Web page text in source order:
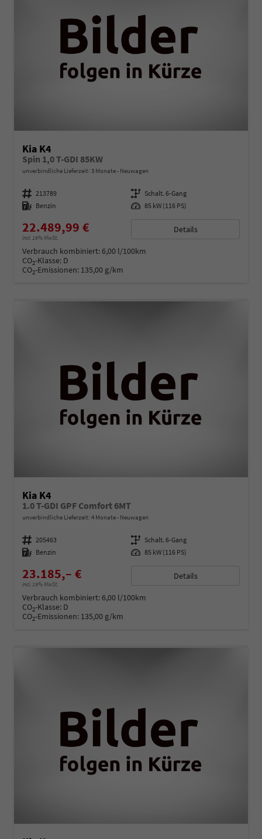
Kia K4
Spin 1,0 T-GDI 85KW
unverbindliche Lieferzeit: 3 Monate Neuwagen
Fahrzeugnummer 213789 Getriebe Schalt. 6-Gang
Kraftstoff Benzin Leistung 85 kW (116 PS)
22.489,99 €
incl. 19% MwSt.
Details
Verbrauch kombiniert:6,00 l/100km
CO2-Klasse: D
CO2-Emissionen: 135,00 g/km
Kia K4
1.0 T-GDI GPF Comfort 6MT
unverbindliche Lieferzeit: 4 Monate Neuwagen
Fahrzeugnummer 205463 Getriebe Schalt. 6-Gang
Kraftstoff Benzin Leistung 85 kW (116 PS)
23.185,– €
incl. 19% MwSt.
Details
Verbrauch kombiniert:6,00 l/100km
CO2-Klasse: D
CO2-Emissionen: 135,00 g/km